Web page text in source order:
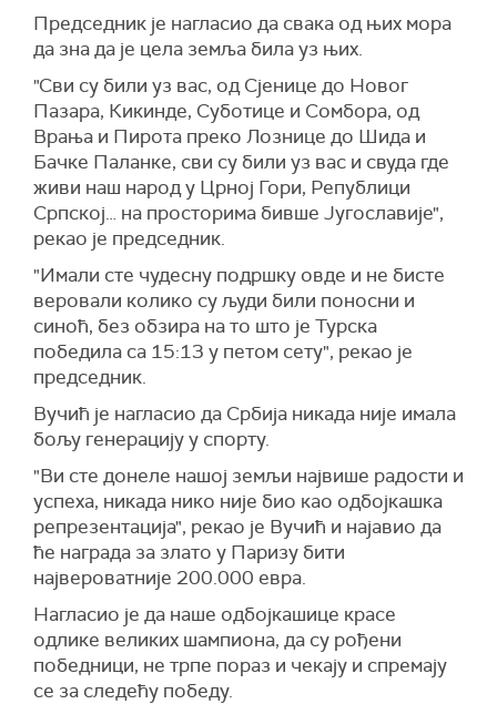
Председник је нагласио да свака од њих мора
да зна да је цела земља била уз њих.
"Сви су били уз вас, од Сјенице до Новог
Пазара, Кикинде, Суботице и Сомбора, од
Врања и Пирота преко Лознице до Шида и
Бачке Паланке, сви су били уз вас и свуда где
живи наш народ у Црној Гори, Републици
Српској… на просторима бивше Југославије",
рекао је председник.
"Имали сте чудесну подршку овде и не бисте
веровали колико су људи били поносни и
синоћ, без обзира на то што је Турска
победила са 15:13 у петом сету", рекао је
председник.
Вучић је нагласио да Србија никада није имала
бољу генерацију у спорту.
"Ви сте донеле нашој земљи највише радости и
успеха, никада нико није био као одбојкашка
репрезентација", рекао је Вучић и најавио да
ће награда за злато у Паризу бити
највероватније 200.000 евра.
Нагласио је да наше одбојкашице красе
одлике великих шампиона, да су рођени
победници, не трпе пораз и чекају и спремају
се за следећу победу.